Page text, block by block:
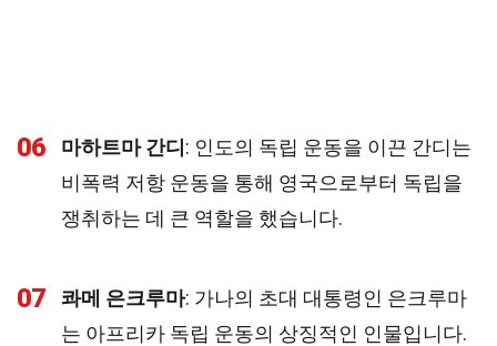
06 마하트마 간디 : 인도의 독립 운동을 이끈 간디는
비폭력 저항 운동을 통해 영국으로부터 독립을
쟁취하는 데 큰 역할을 했습니다.
07 콰메 은크루마: 가나의 초대 대통령인 은크루마
는 아프리카 독립 운동의 상징적인 인물입니다.